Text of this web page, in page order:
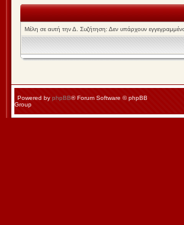
Μέλη σε αυτή την Δ. Συζήτηση: Δεν υπάρχουν
Powered by phpBB® Forum Software © phpBB
Group